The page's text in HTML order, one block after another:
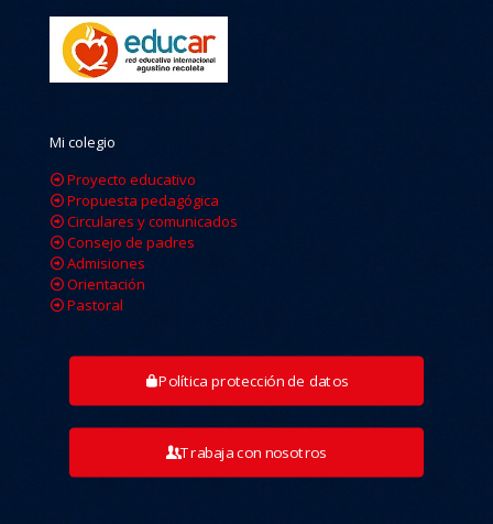
Mi colegio
Proyecto educativo
Propuesta pedagógica
Circulares y comunicados
Consejo de padres
Admisiones
Orientación
Pastoral
Política protección de datos
Trabaja con nosotros